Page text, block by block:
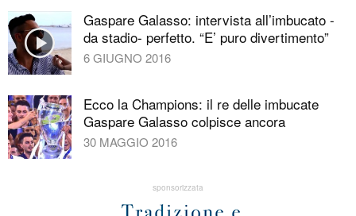
Gaspare Galasso: intervista all’imbucato -
da stadio- perfetto. “E’ puro divertimento”
6 GIUGNO 2016
Ecco la Champions: il re delle imbucate
Gaspare Galasso colpisce ancora
30 MAGGIO 2016
sponsorizzata